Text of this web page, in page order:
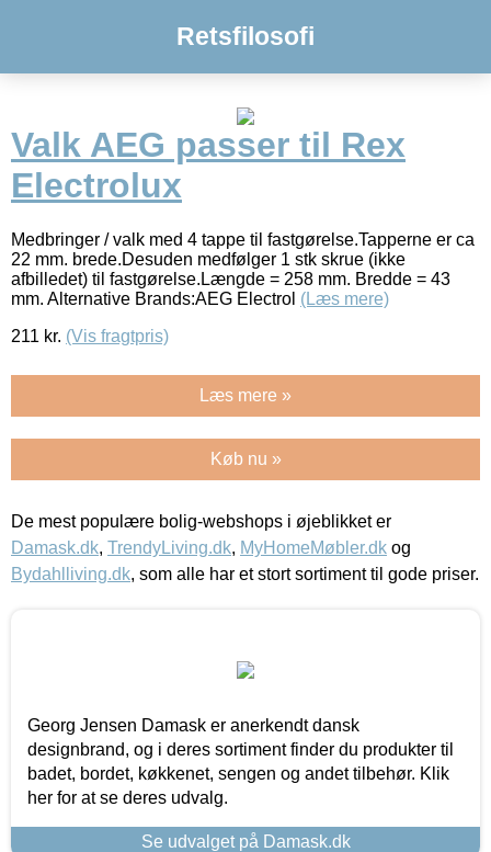
Retsfilosofi
Valk AEG passer til Rex
Electrolux
Medbringer / valk med 4 tappe til fastgørelse.Tapperne er ca
22 mm. brede.Desuden medfølger 1 stk skrue (ikke
afbilledet) til fastgørelse.Længde = 258 mm. Bredde = 43
mm. Alternative Brands:AEG Electrol (Læs mere)
211 kr. (Vis fragtpris)
Læs mere »
Køb nu »
De mest populære bolig-webshops i øjeblikket er
Damask.dk, TrendyLiving.dk, MyHomeMøbler.dk og
Bydahlliving.dk, som alle har et stort sortiment til gode priser.
Georg Jensen Damask er anerkendt dansk
designbrand, og i deres sortiment finder du produkter til
badet, bordet, køkkenet, sengen og andet tilbehør. Klik
her for at se deres udvalg.
Se udvalget på Damask.dk